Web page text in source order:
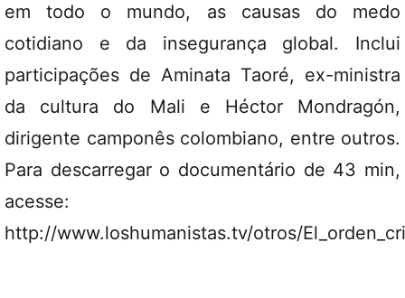
em todo o mundo, as causas do medo
cotidiano e da insegurança global. Inclui
participações de Aminata Taoré, ex-ministra
da cultura do Mali e Héctor Mondragón,
dirigente camponês colombiano, entre outros.
Para descarregar o documentário de 43 min,
acesse:
http://www.loshumanistas.tv/otros/